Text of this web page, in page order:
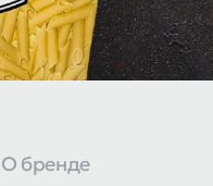
О бренде